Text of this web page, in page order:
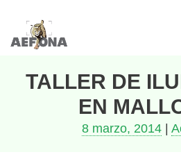
Saltar
TALLER DE
EN
8 marzo, 2014|